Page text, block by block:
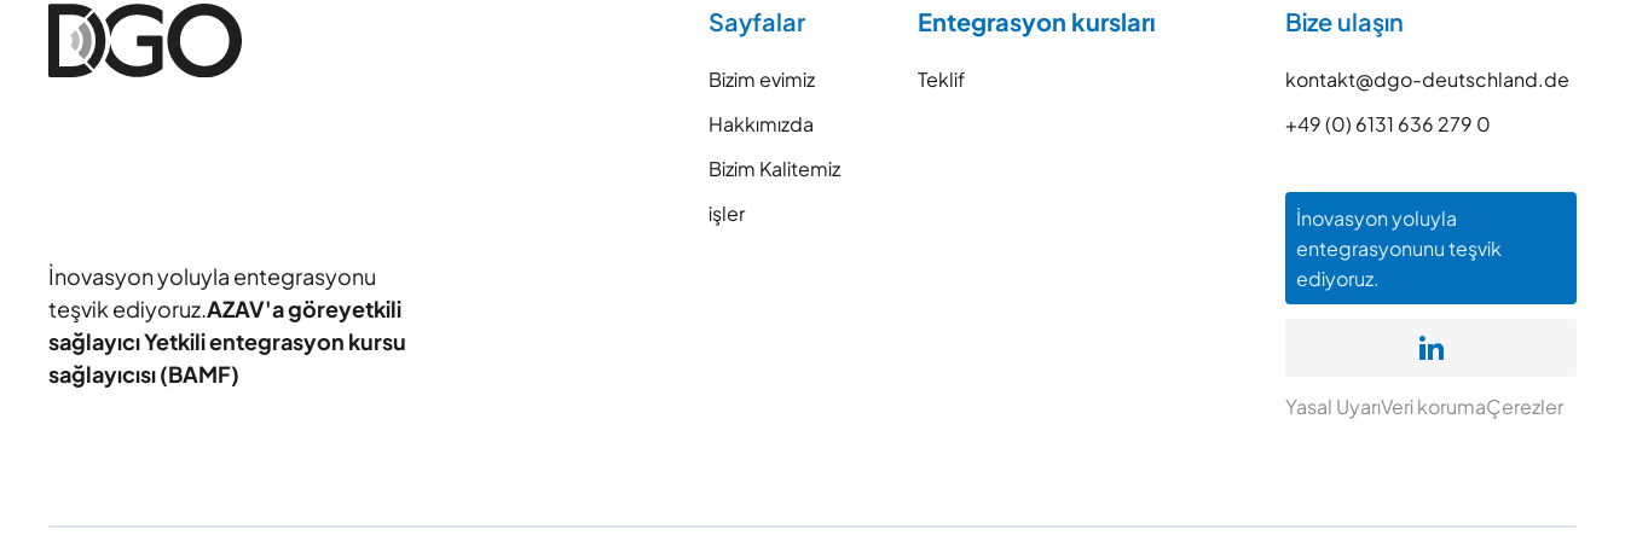
İnovasyon yoluyla entegrasyonu
teşvik ediyoruz.AZAV'a göreyetkili
sağlayıcı Yetkili entegrasyon kursu
sağlayıcısı (BAMF)
Sayfalar
Bizim evimiz
Hakkımızda
Bizim Kalitemiz
işler
Entegrasyon kursları
Teklif
Bize ulaşın
kontakt@dgo-deutschland.de
+49 (0) 6131 636 279 0
İnovasyon yoluyla
entegrasyonunu teşvik
ediyoruz.
Yasal UyarıVeri korumaÇerezler